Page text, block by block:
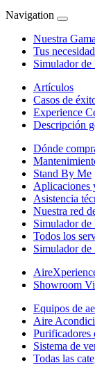
Navigation
Nuestra Gama
Tus
Simulador de
Artículos
Casos de
Experience
Descripción
Dónde
Stand By Me
Aplicaciones
Asistencia
Nuestra red
Simulador de
Todos los
Simulador
Showroom
Equipos de
Aire
Purificadores
Sistema de
Todas las